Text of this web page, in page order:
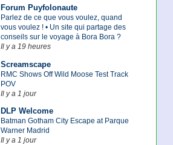
Forum Puyfolonaute
Parlez de ce que vous voulez, quand
vous voulez ! • Un site qui partage des
conseils sur le voyage à Bora Bora ?
Il y a 19 heures
Screamscape
RMC Shows Off Wild Moose Test Track
POV
Il y a 1 jour
DLP Welcome
Batman Gotham City Escape at Parque
Warner Madrid
Il y a 1 jour